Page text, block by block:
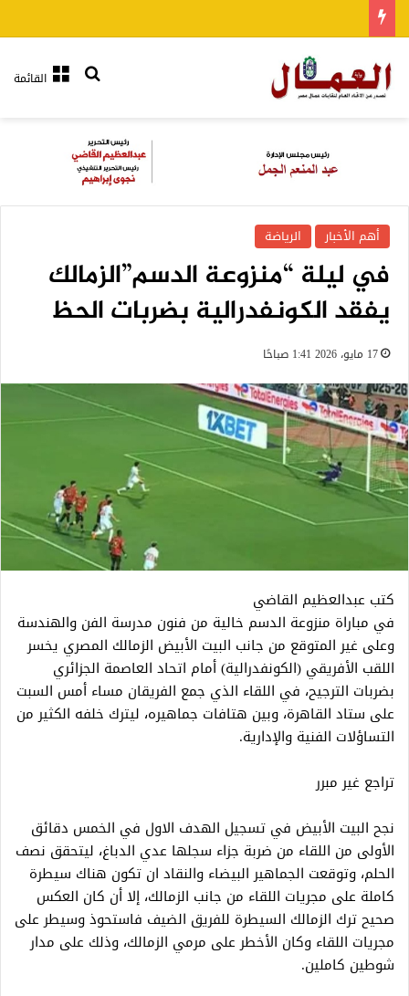
القائمةبحث عن
أهم الأخبار الرياضة
في ليلة “منزوعة الدسم”الزمالك
يفقد الكونفدرالية بضربات الحظ
17 مايو، 2026 1:41 صباحًا
كتب عبدالعظيم القاضي
في مباراة منزوعة الدسم خالية من فنون مدرسة الفن والهندسة
وعلى غير المتوقع من جانب البيت الأبيض الزمالك المصري يخسر
اللقب الأفريقي (الكونفدرالية) أمام اتحاد العاصمة الجزائري
بضربات الترجيح، في اللقاء الذي جمع الفريقان مساء أمس السبت
على ستاد القاهرة، وبين هتافات جماهيره، ليترك خلفه الكثير من
التساؤلات الفنية والإدارية.
تراجع غير مبرر
نجح البيت الأبيض في تسجيل الهدف الاول في الخمس دقائق
الأولى من اللقاء من ضربة جزاء سجلها عدي الدباغ، ليتحقق نصف
الحلم، وتوقعت الجماهير البيضاء والنقاد ان تكون هناك سيطرة
كاملة على مجريات اللقاء من جانب الزمالك، إلا أن كان العكس
صحيح ترك الزمالك السيطرة للفريق الضيف فاستحوذ وسيطر على
مجريات اللقاء وكان الأخطر على مرمي الزمالك، وذلك على مدار
شوطين كاملين.